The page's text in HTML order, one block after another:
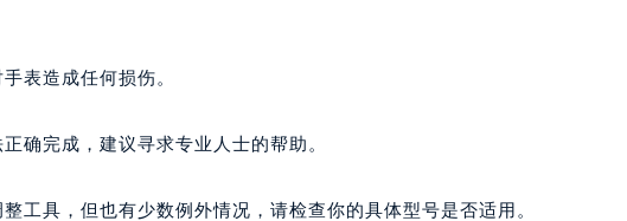
表造成任何损伤。
确完成，建议寻求专业人士的帮助。
工具，但也有少数例外情况，请检查你的具体型号是否适用。